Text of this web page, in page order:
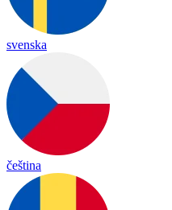
svenska
čeština